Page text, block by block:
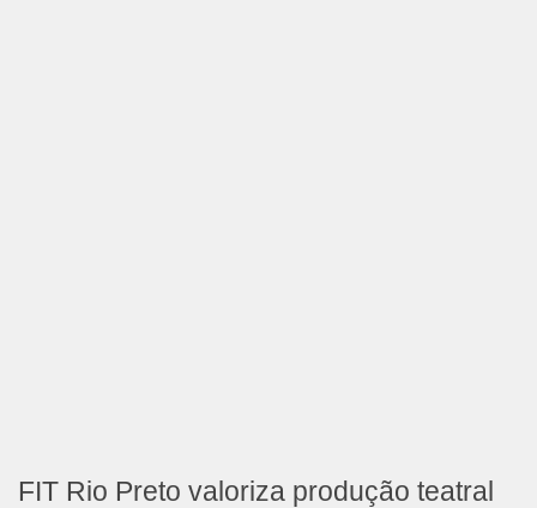
FIT Rio Preto valoriza produção teatral